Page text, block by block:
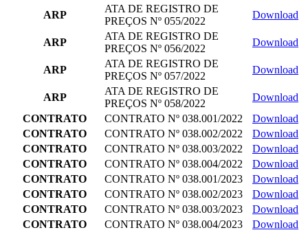
ARP
ATA DE REGISTRO DE
PREÇOS Nº 055/2022
Download
ARP
ATA DE REGISTRO DE
PREÇOS Nº 056/2022
Download
ARP
ATA DE REGISTRO DE
PREÇOS Nº 057/2022
Download
ARP
ATA DE REGISTRO DE
PREÇOS Nº 058/2022
Download
CONTRATO
CONTRATO Nº 038.001/2022
Download
CONTRATO
CONTRATO Nº 038.002/2022
Download
CONTRATO
CONTRATO Nº 038.003/2022
Download
CONTRATO
CONTRATO Nº 038.004/2022
Download
CONTRATO
CONTRATO Nº 038.001/2023
Download
CONTRATO
CONTRATO Nº 038.002/2023
Download
CONTRATO
CONTRATO Nº 038.003/2023
Download
CONTRATO
CONTRATO Nº 038.004/2023 Download